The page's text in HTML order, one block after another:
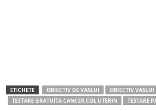
ETICHETE OBIECTIV DE VASLUI OBIECTIV VASLUI
TESTARE GRATUITA CANCER COL UTERIN
TESTARE